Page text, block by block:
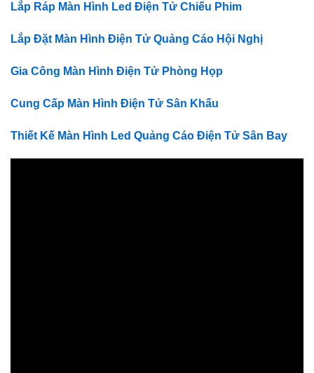
Lắp Ráp Màn Hình Led Điện Tử Chiếu Phim
Lắp Đặt Màn Hình Điện Tử Quảng Cáo Hội Nghị
Gia Công Màn Hình Điện Tử Phòng Họp
Cung Cấp Màn Hình Điện Tử Sân Khấu
Thiết Kế Màn Hình Led Quảng Cáo Điện Tử Sân Bay